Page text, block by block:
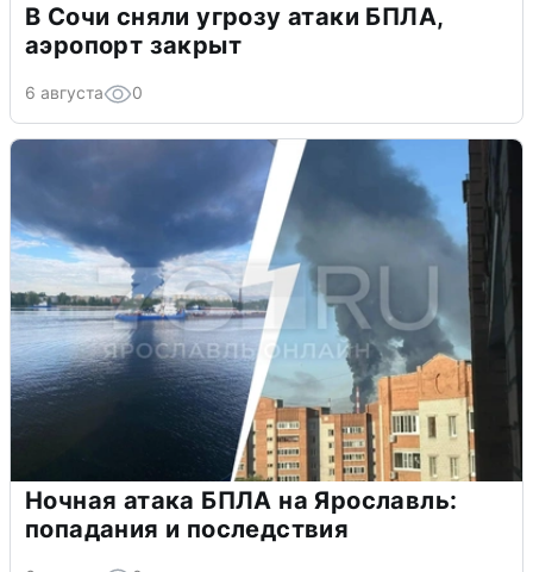
В Сочи сняли угрозу атаки БПЛА,
аэропорт закрыт
6 августа 0
Ночная атака БПЛА на Ярославль:
попадания и последствия